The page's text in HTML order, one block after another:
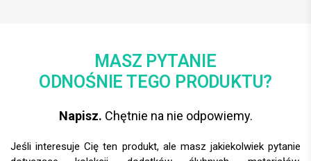
MASZ PYTANIE
ODNOŚNIE TEGO PRODUKTU?
Napisz. Chętnie na nie odpowiemy.
Jeśli interesuje Cię ten produkt, ale masz jakiekolwiek pytanie